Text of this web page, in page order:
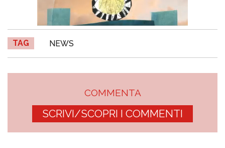
TAG NEWS
COMMENTA
SCRIVI/SCOPRI I COMMENTI